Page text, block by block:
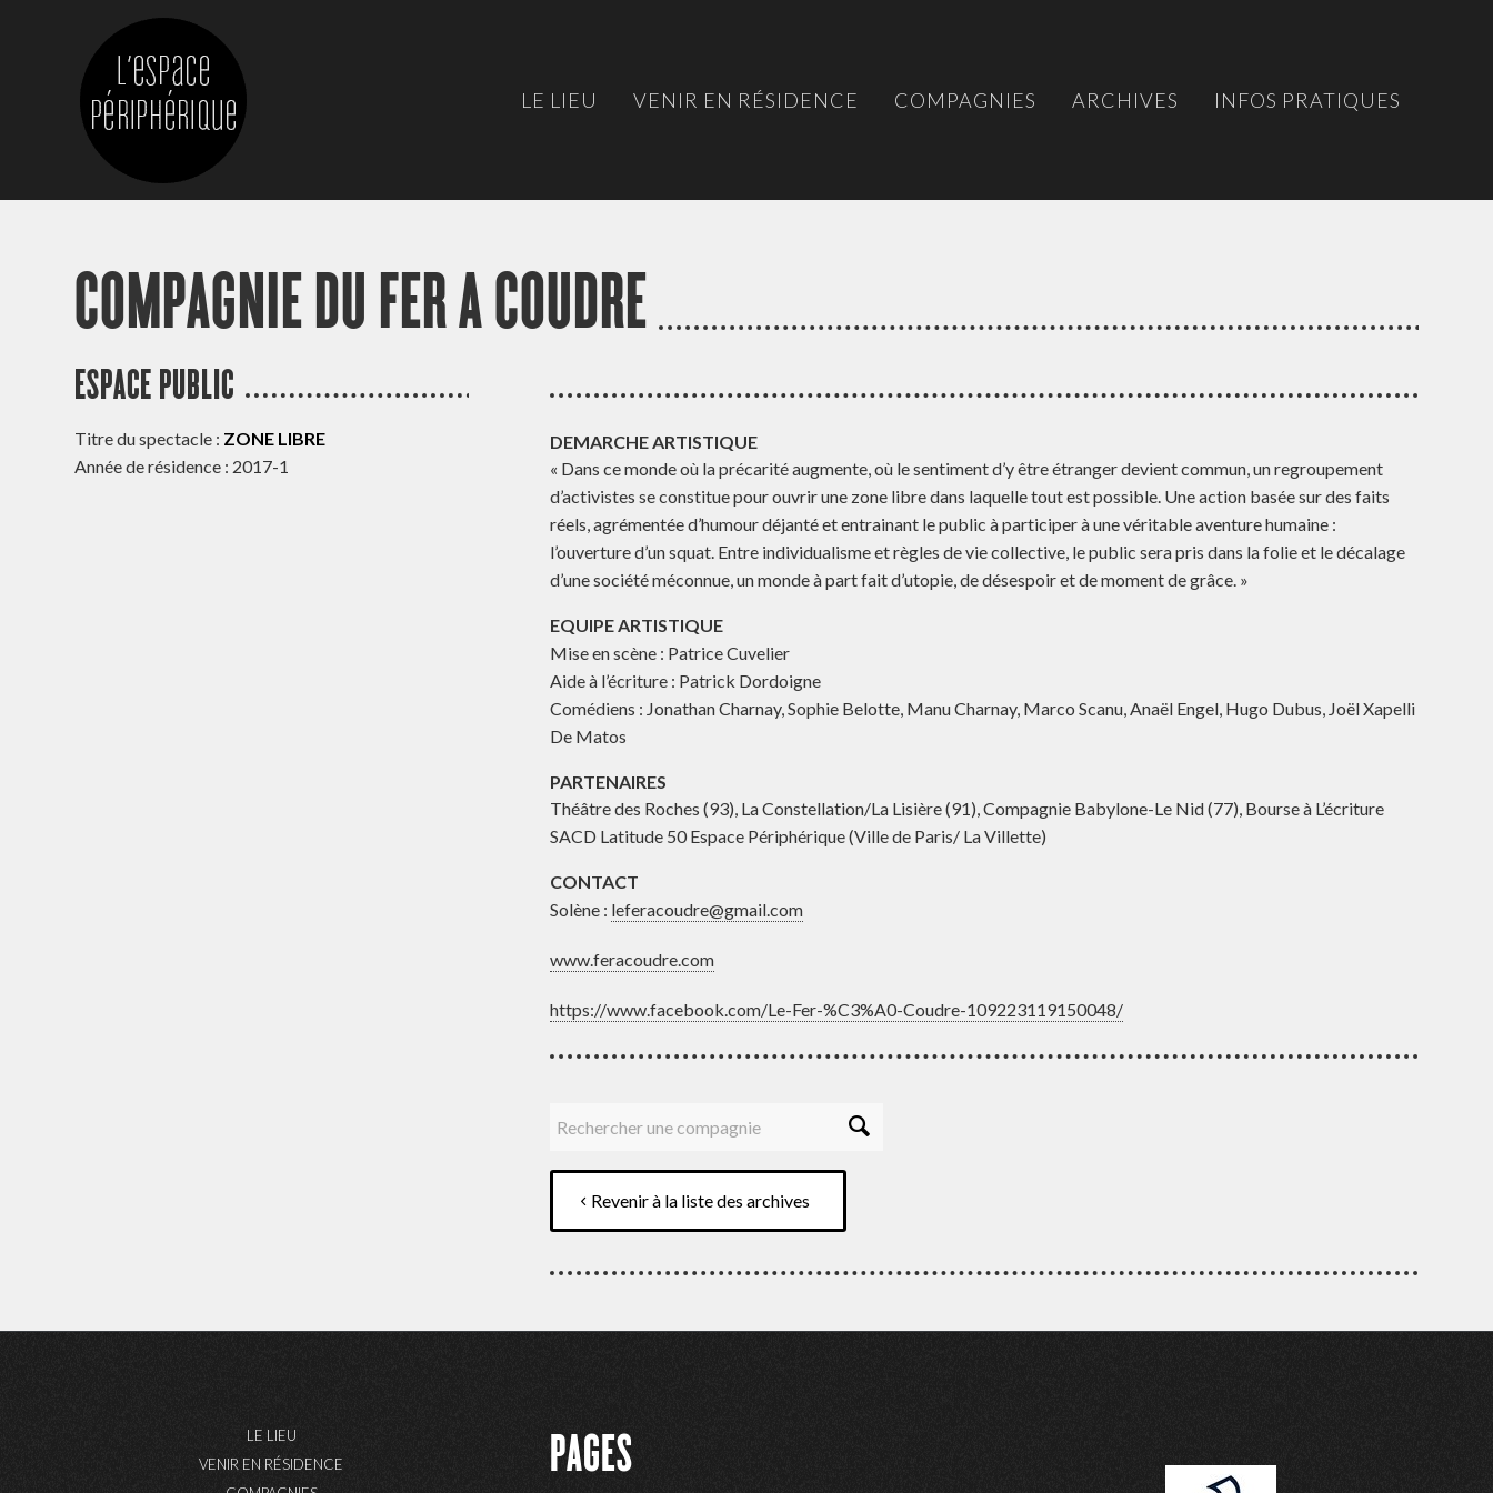
LE LIEU VENIR EN RÉSIDENCE COMPAGNIES ARCHIVES INFOS PRATIQUES
COMPAGNIE DU FER A COUDRE
ESPACE PUBLIC
Titre du spectacle : ZONE LIBRE
Année de résidence : 2017-1
DEMARCHE ARTISTIQUE
« Dans ce monde où la précarité augmente, où le sentiment d’y être étranger devient commun, un regroupement
d’activistes se constitue pour ouvrir une zone libre dans laquelle tout est possible. Une action basée sur des faits
réels, agrémentée d’humour déjanté et entrainant le public à participer à une véritable aventure humaine :
l’ouverture d’un squat. Entre individualisme et règles de vie collective, le public sera pris dans la folie et le décalage
d’une société méconnue, un monde à part fait d’utopie, de désespoir et de moment de grâce. »
EQUIPE ARTISTIQUE
Mise en scène : Patrice Cuvelier
Aide à l’écriture : Patrick Dordoigne
Comédiens : Jonathan Charnay, Sophie Belotte, Manu Charnay, Marco Scanu, Anaël Engel, Hugo Dubus, Joël Xapelli
De Matos
PARTENAIRES
Théâtre des Roches (93), La Constellation/La Lisière (91), Compagnie Babylone-Le Nid (77), Bourse à L’écriture
SACD Latitude 50 Espace Périphérique (Ville de Paris/ La Villette)
CONTACT
Solène : leferacoudre@gmail.com
www.feracoudre.com
https://www.facebook.com/Le-Fer-%C3%A0-Coudre-109223119150048/
Revenir à la liste des archives
LE LIEU
VENIR EN RÉSIDENCE
PAGES